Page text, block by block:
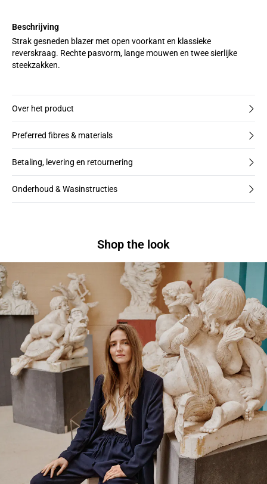
Beschrijving
Strak gesneden blazer met open voorkant en klassieke
reverskraag. Rechte pasvorm, lange mouwen en twee sierlijke
steekzakken.
Over het product
Preferred fibres & materials
Betaling, levering en retournering
Onderhoud & Wasinstructies
Shop the look